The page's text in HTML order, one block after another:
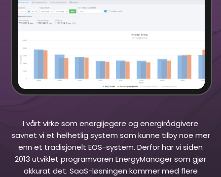
I vårt virke som energijegere og energirådgivere
savnet vi et helhetlig system som kunne tilby noe mer
enn et tradisjonelt EOS-system. Derfor har vi siden
2013 utviklet programvaren EnergyManager som gjør
akkurat det. SaaS-løsningen kommer med flere